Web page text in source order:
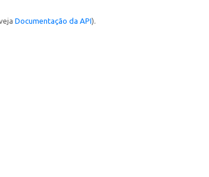
Documentação da API).